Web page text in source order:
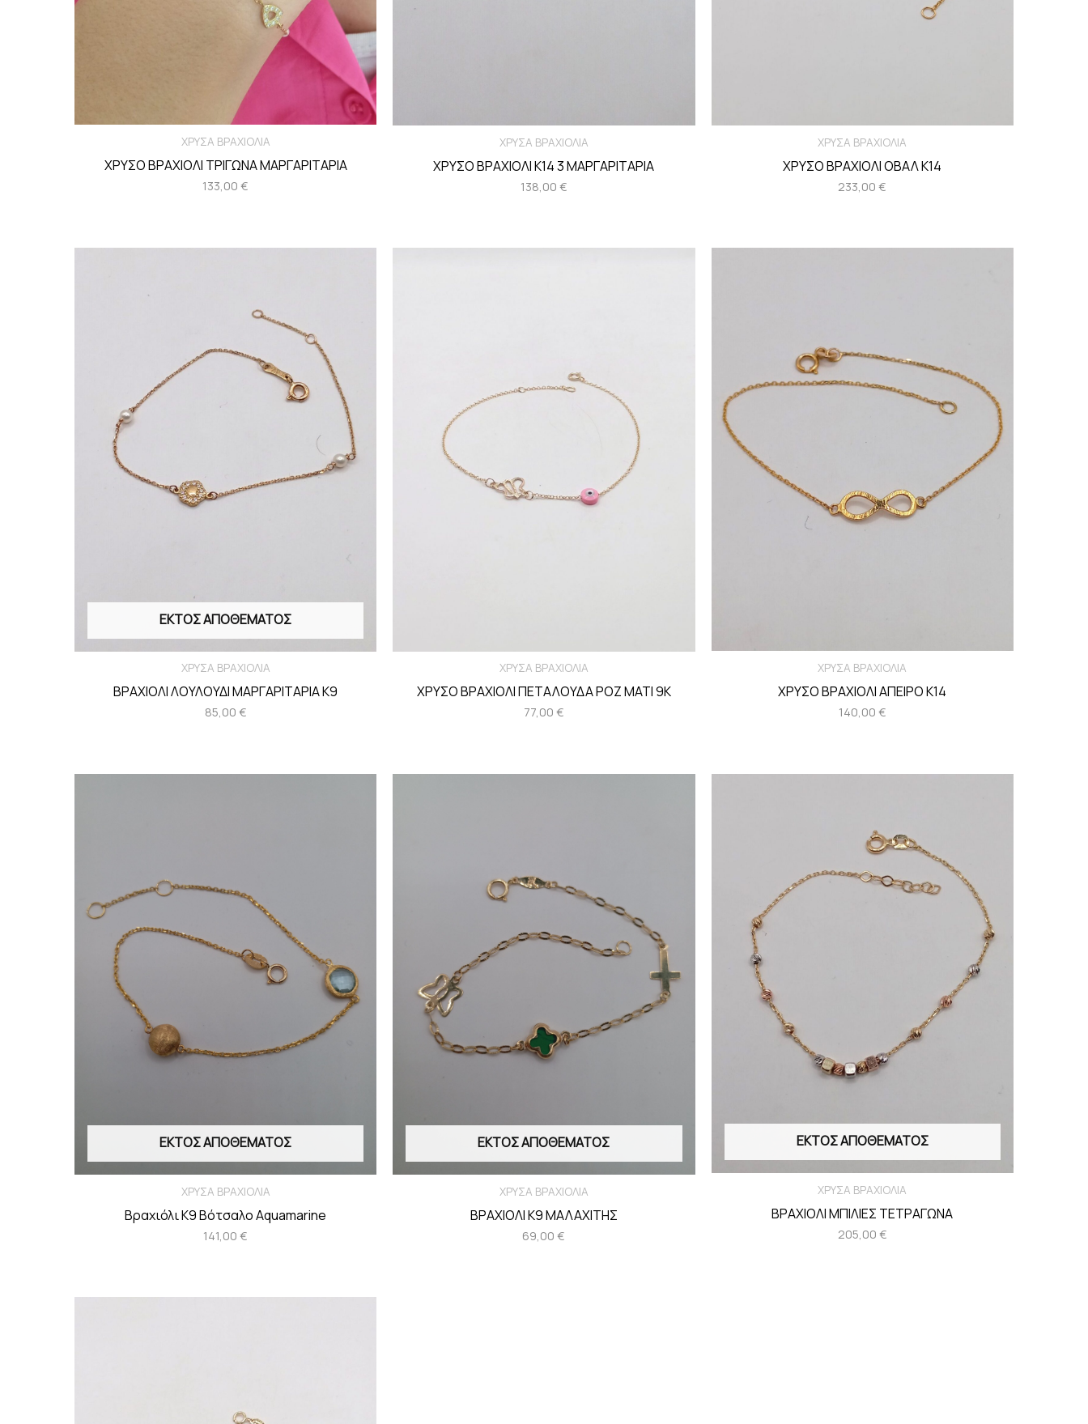
ΧΡΥΣΑ ΒΡΑΧΙΟΛΙΑ
ΧΡΥΣΟ ΒΡΑΧΙΟΛΙ ΤΡΙΓΩΝΑ ΜΑΡΓΑΡΙΤΑΡΙΑ
133,00€
ΧΡΥΣΑ ΒΡΑΧΙΟΛΙΑ
ΧΡΥΣΟ ΒΡΑΧΙΟΛΙ Κ14 3 ΜΑΡΓΑΡΙΤΑΡΙΑ
138,00 €
ΧΡΥΣΑ ΒΡΑΧΙΟΛΙΑ
ΧΡΥΣΟ ΒΡΑΧΙΟΛΙ ΟΒΑΛ Κ14
233,00€
ΕΚΤΌΣ ΑΠΟΘΈΜΑΤΟΣ
ΧΡΥΣΑ ΒΡΑΧΙΟΛΙΑ
ΒΡΑΧΙΟΛΙ ΛΟΥΛΟΥΔΙ ΜΑΡΓΑΡΙΤΑΡΙΑ Κ9
85,00 €
ΧΡΥΣΑ ΒΡΑΧΙΟΛΙΑ
ΧΡΥΣΟ ΒΡΑΧΙΟΛΙ ΠΕΤΑΛΟΥΔΑ ΡΟΖ ΜΑΤΙ 9Κ
77,00 €
ΧΡΥΣΑ ΒΡΑΧΙΟΛΙΑ
ΧΡΥΣΟ ΒΡΑΧΙΟΛΙ ΑΠΕΙΡΟ Κ14
140,00 €
ΕΚΤΌΣ ΑΠΟΘΈΜΑΤΟΣ
ΧΡΥΣΑ ΒΡΑΧΙΟΛΙΑ
Βραχιόλι Κ9 Βότσαλο Aquamarine
141,00€
ΕΚΤΌΣ ΑΠΟΘΈΜΑΤΟΣ
ΧΡΥΣΑ ΒΡΑΧΙΟΛΙΑ
ΒΡΑΧΙΟΛΙ Κ9 ΜΑΛΑΧΙΤΗΣ
69,00€
ΕΚΤΌΣ ΑΠΟΘΈΜΑΤΟΣ
ΧΡΥΣΑ ΒΡΑΧΙΟΛΙΑ
ΒΡΑΧΙΟΛΙ ΜΠΙΛΙΕΣ ΤΕΤΡΑΓΩΝΑ
205,00 €